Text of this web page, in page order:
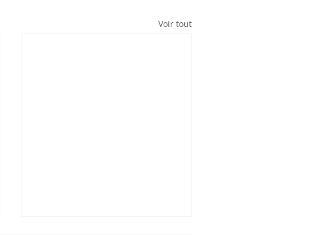
Voir tout